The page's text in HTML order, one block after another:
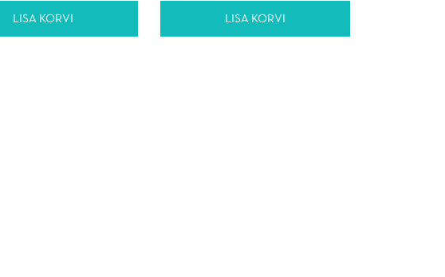
LISA KORVI LISA KORVI